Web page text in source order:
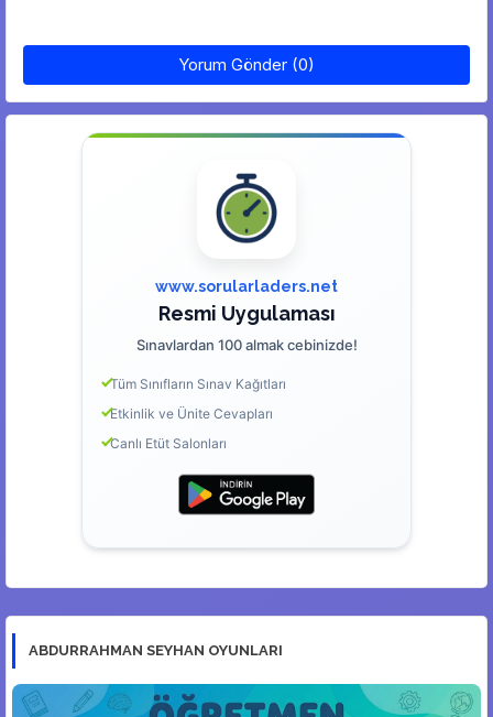
Yorum Gönder (0)
www.sorularladers.net
Resmi Uygulaması
Sınavlardan 100 almak cebinizde!
Tüm Sınıfların Sınav Kağıtları
Etkinlik ve Ünite Cevapları
Canlı Etüt Salonları
ABDURRAHMAN SEYHAN OYUNLARI